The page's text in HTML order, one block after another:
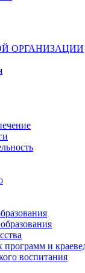
ОРГАНИЗАЦИИ
и
воспитания